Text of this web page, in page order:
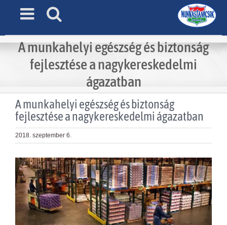
A munkahelyi egészség és biztonság
fejlesztése a nagykereskedelmi
ágazatban
A munkahelyi egészség és biztonság
fejlesztése a nagykereskedelmi ágazatban
2018. szeptember 6.
View
Larger
Image